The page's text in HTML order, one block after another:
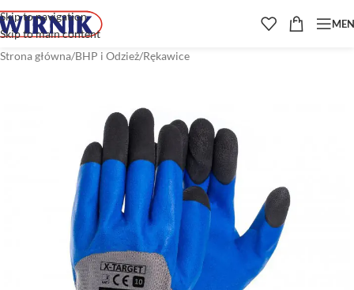
Skip to navigation
Skip to main content
Strona główna/BHP i Odzież/Rękawice